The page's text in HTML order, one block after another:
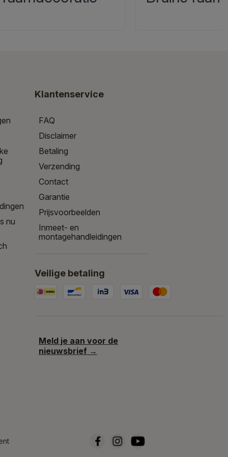
nu
Klantenservice
FAQ
Disclaimer
Betaling
Verzending
Contact
Garantie
Prijsvoorbeelden
Inmeet- en
montagehandleidingen
Veilige betaling
Meld je aan voor de
nieuwsbrief →